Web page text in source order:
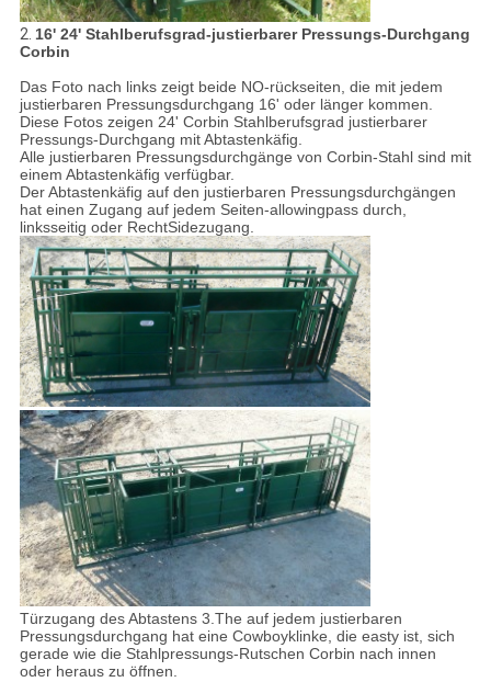
2. 16' 24' Stahlberufsgrad-justierbarer Pressungs-Durchgang
Corbin
Das Foto nach links zeigt beide NO-rückseiten, die mit jedem
justierbaren Pressungsdurchgang 16' oder länger kommen.
Diese Fotos zeigen 24' Corbin Stahlberufsgrad justierbarer
Pressungs-Durchgang mit Abtastenkäfig.
Alle justierbaren Pressungsdurchgänge von Corbin-Stahl sind mit
einem Abtastenkäfig verfügbar.
Der Abtastenkäfig auf den justierbaren Pressungsdurchgängen
hat einen Zugang auf jedem Seiten-allowingpass durch,
linksseitig oder RechtSidezugang.
Türzugang des Abtastens 3.The auf jedem justierbaren
Pressungsdurchgang hat eine Cowboyklinke, die easty ist, sich
gerade wie die Stahlpressungs-Rutschen Corbin nach innen
oder heraus zu öffnen.